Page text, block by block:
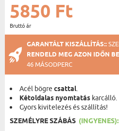
5850 Ft
Bruttó ár
GARANTÁLT KISZÁLLÍTÁS::
RENDELD MEG AZON IDŐN
46 MÁSODPERC
Acél bögrecsattal.
Kétoldalas nyomtatás karcálló.
Gyors kivitelezés és szállítás!
SZEMÉLYRE SZÁBÁS (INGYENES):